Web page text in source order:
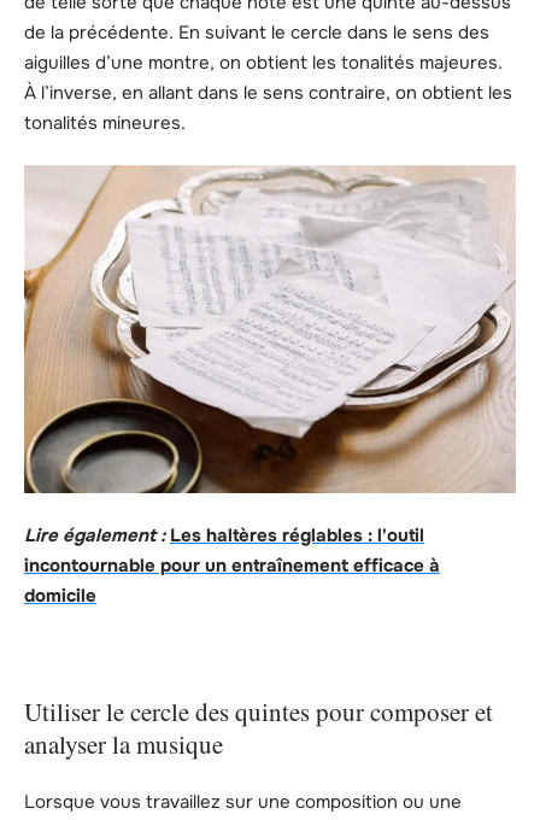
de la précédente. En suivant le cercle dans le sens des
aiguilles d’une montre, on obtient les tonalités majeures.
À l’inverse, en allant dans le sens contraire, on obtient les
tonalités mineures.
Lire également : Les haltères réglables : l'outil
incontournable pour un entraînement efficace à
domicile
Utiliser le cercle des quintes pour composer et
analyser la musique
Lorsque vous travaillez sur une composition ou une